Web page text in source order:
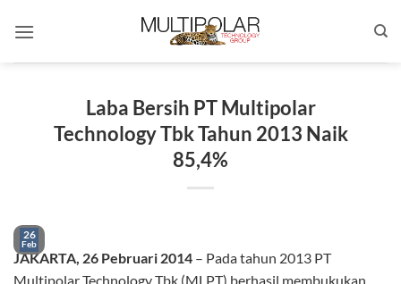
Laba Bersih PT Multipolar
Technology Tbk Tahun 2013 Naik
85,4%
26
Feb
JAKARTA, 26 Pebruari 2014 – Pada tahun 2013 PT
Multipolar Technology Tbk (MLPT) berhasil membukukan